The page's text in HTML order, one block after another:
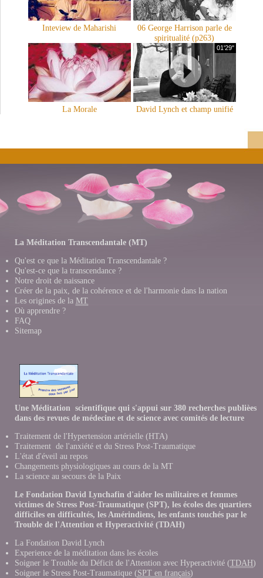
Inteview de Maharishi
06 George Harrison parle de
spiritualité (p263)
La Morale David Lynch et champ unifié
01'29"
La Méditation Transcendantale (MT)
Qu'est ce que la Méditation Transcendantale ?
Qu'est-ce que la transcendance ?
Notre droit de naissance
Créer de la paix, de la cohérence et de l'harmonie dans la nation
Les origines de la MT
Où apprendre ?
FAQ
Sitemap
Une Méditation scientifique qui s'appui sur 380 recherches publièes
dans des revues de médecine et de science avec comités de lecture
Traitement de l'Hypertension artérielle (HTA)
Traitement de l'anxiété et du Stress Post-Traumatique
L'état d'éveil au repos
Changements physiologiques au cours de la MT
La science au secours de la Paix
Le Fondation David Lynchafin d'aider les militaires et femmes
victimes de Stress Post-Traumatique (SPT), les écoles des quartiers
difficiles en difficultés, les Amérindiens, les enfants touchés par le
Trouble de l'Attention et Hyperactivité (TDAH)
La Fondation David Lynch
Experience de la méditation dans les écoles
Soigner le Trouble du Déficit de l'Attention avec Hyperactivité (TDAH)
Soigner le Stress Post-Traumatique (SPT en français)